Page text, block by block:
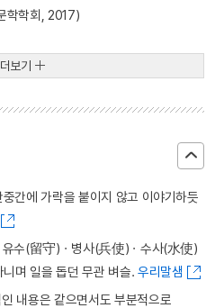
학학회, 2017)
더보기
간에 가락을 붙이지 않고 이야기하듯
수(留守)ㆍ병사(兵使)ㆍ수사(水使)
며 일을 돕던 무관 벼슬. 우리말샘
내용은 같으면서도 부분적으로